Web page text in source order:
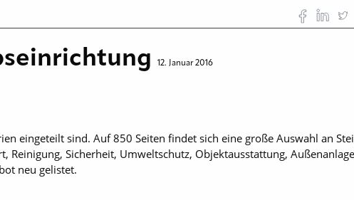
12. Januar 2016
eingeteilt sind. Auf 850 Seiten findet sich eine große Auswahl an
Sicherheit, Umweltschutz, Objektausstattung,
neu gelistet.